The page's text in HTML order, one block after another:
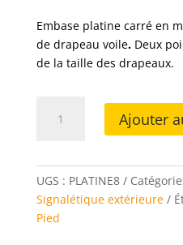
Embase platine carré en
de drapeau voile. Deux
de la taille des drapeaux.
carrée
pour
drapeau
Ajouter
UGS : PLATINE8
Signalétique extérieure
Pied